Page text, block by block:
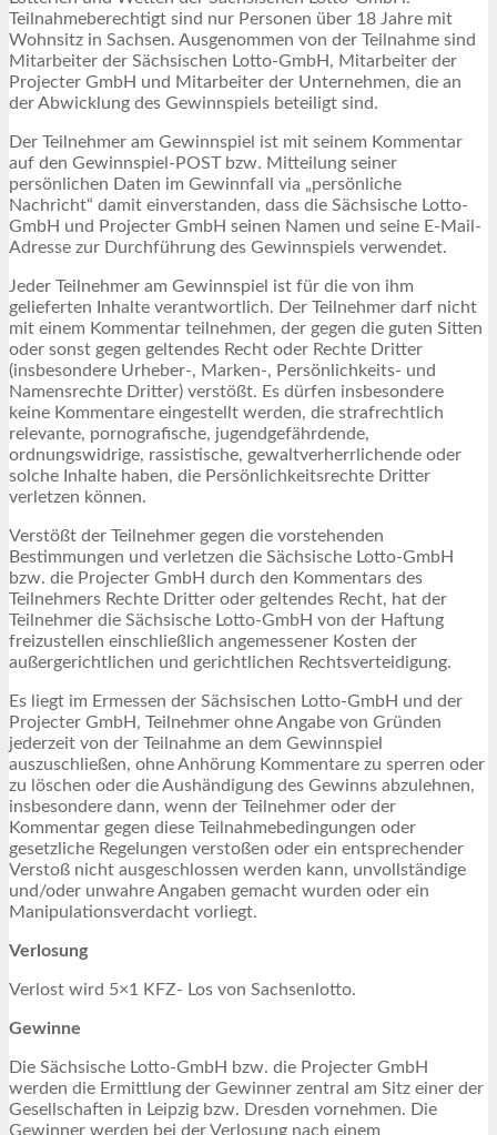
Teilnahmeberechtigt sind nur Personen über 18 Jahre mit
Wohnsitz in Sachsen. Ausgenommen von der Teilnahme sind
Mitarbeiter der Sächsischen Lotto-GmbH, Mitarbeiter der
Projecter GmbH und Mitarbeiter der Unternehmen, die an
der Abwicklung des Gewinnspiels beteiligt sind.
Der Teilnehmer am Gewinnspiel ist mit seinem Kommentar
auf den Gewinnspiel-POST bzw. Mitteilung seiner
persönlichen Daten im Gewinnfall via „persönliche
Nachricht“ damit einverstanden, dass die Sächsische Lotto-
GmbH und Projecter GmbH seinen Namen und seine E-Mail-
Adresse zur Durchführung des Gewinnspiels verwendet.
Jeder Teilnehmer am Gewinnspiel ist für die von ihm
gelieferten Inhalte verantwortlich. Der Teilnehmer darf nicht
mit einem Kommentar teilnehmen, der gegen die guten Sitten
oder sonst gegen geltendes Recht oder Rechte Dritter
(insbesondere Urheber-, Marken-, Persönlichkeits- und
Namensrechte Dritter) verstößt. Es dürfen insbesondere
keine Kommentare eingestellt werden, die strafrechtlich
relevante, pornografische, jugendgefährdende,
ordnungswidrige, rassistische, gewaltverherrlichende oder
solche Inhalte haben, die Persönlichkeitsrechte Dritter
verletzen können.
Verstößt der Teilnehmer gegen die vorstehenden
Bestimmungen und verletzen die Sächsische Lotto-GmbH
bzw. die Projecter GmbH durch den Kommentars des
Teilnehmers Rechte Dritter oder geltendes Recht, hat der
Teilnehmer die Sächsische Lotto-GmbH von der Haftung
freizustellen einschließlich angemessener Kosten der
außergerichtlichen und gerichtlichen Rechtsverteidigung.
Es liegt im Ermessen der Sächsischen Lotto-GmbH und der
Projecter GmbH, Teilnehmer ohne Angabe von Gründen
jederzeit von der Teilnahme an dem Gewinnspiel
auszuschließen, ohne Anhörung Kommentare zu sperren oder
zu löschen oder die Aushändigung des Gewinns abzulehnen,
insbesondere dann, wenn der Teilnehmer oder der
Kommentar gegen diese Teilnahmebedingungen oder
gesetzliche Regelungen verstoßen oder ein entsprechender
Verstoß nicht ausgeschlossen werden kann, unvollständige
und/oder unwahre Angaben gemacht wurden oder ein
Manipulationsverdacht vorliegt.
Verlosung
Verlost wird 5×1 KFZ- Los von Sachsenlotto.
Gewinne
Die Sächsische Lotto-GmbH bzw. die Projecter GmbH
werden die Ermittlung der Gewinner zentral am Sitz einer der
Gesellschaften in Leipzig bzw. Dresden vornehmen. Die
Gewinner werden bei der Verlosung nach einem